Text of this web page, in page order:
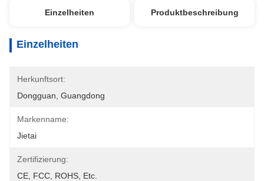
Einzelheiten Produktbeschreibung
Einzelheiten
Herkunftsort:
Dongguan, Guangdong
Markenname:
Jietai
Zertifizierung:
CE, FCC, ROHS, Etc.